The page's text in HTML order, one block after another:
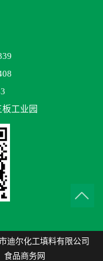
工业园
迪尔化工填料有限公司
食品商务网